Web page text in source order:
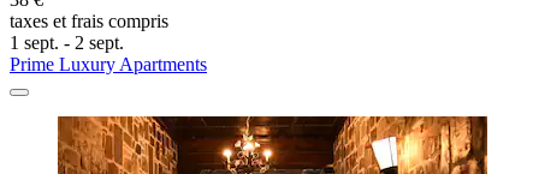
taxes et frais compris
1 sept. - 2 sept.
Prime Luxury Apartments